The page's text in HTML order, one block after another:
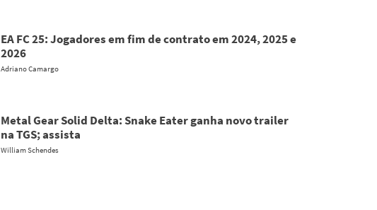
EA FC 25: Jogadores em fim de contrato em 2024, 2025 e
2026
Adriano Camargo
Metal Gear Solid Delta: Snake Eater ganha novo trailer
na TGS; assista
William Schendes